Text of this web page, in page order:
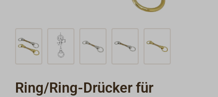
Ring/Ring-Drücker für